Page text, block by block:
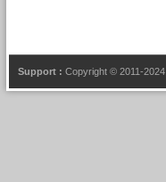
Support : Copyright © 2011-2024.